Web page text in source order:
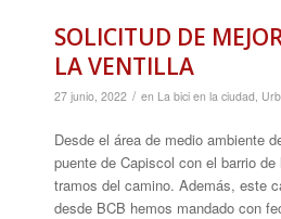
SOLICITUD DE
LA VENTILLA
27 junio, 2022 / en La bici en la ciudad
Desde el área de medio ambiente
puente de Capiscol con el barrio
tramos del camino. Además, este
desde BCB hemos mandado con